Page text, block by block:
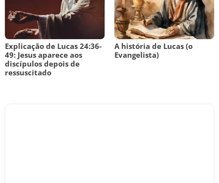
Explicação de Lucas 24:36-
49: Jesus aparece aos
discípulos depois de
ressuscitado
A história de Lucas (o
Evangelista)